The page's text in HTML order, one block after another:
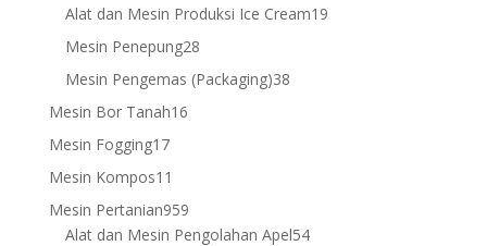
Alat dan Mesin Produksi Ice Cream1919
Mesin Penepung2828
products
Mesin Pengemas (Packaging)3838
Mesin Bor Tanah1616
Mesin Fogging1717
products
Mesin Kompos11
products
Mesin Pertanian959959
products
Alat dan Mesin Pengolahan Apel5454